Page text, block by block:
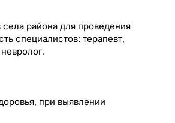
района для проведения
специалистов: терапевт,
при выявлении